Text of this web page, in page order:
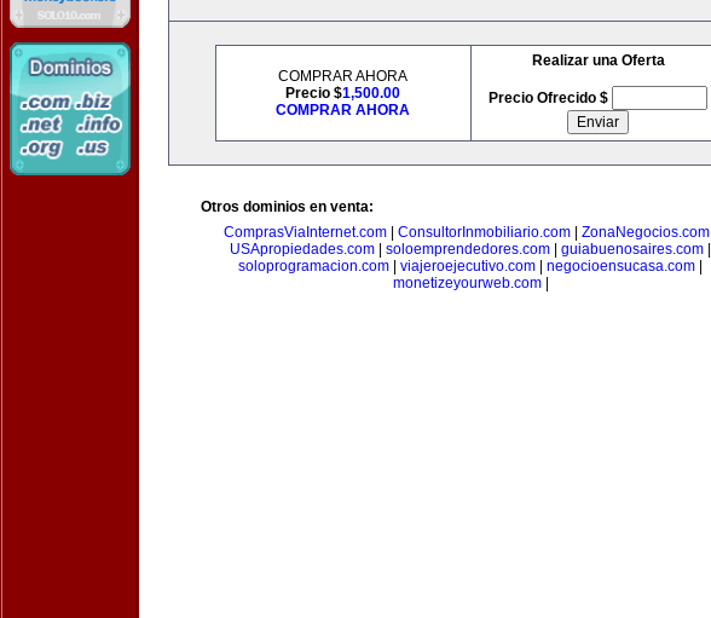
COMPRAR AHORA
Precio $1,500.00
COMPRAR AHORA
Realizar una Oferta
Precio Ofrecido $
Otros dominios en venta:
ComprasViaInternet.com
ConsultorInmobiliario.com ZonaNegocios.com
USApropiedades.com
soloemprendedores.com guiabuenosaires.com
soloprogramacion.com
viajeroejecutivo.com negocioensucasa.com
monetizeyourweb.com|